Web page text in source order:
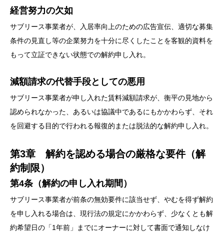
経営努力の欠如
サブリース事業者が、入居率向上のための広告宣伝、適切な募集
条件の見直し等の企業努力を十分に尽くしたことを客観的資料を
もって立証できない状態での解約申し入れ。
減額請求の代替手段としての悪用
サブリース事業者が申し入れた賃料減額請求が、衡平の見地から
認められなかった、あるいは協議中であるにもかかわらず、それ
を回避する目的で行われる報復的または脱法的な解約申し入れ。
第3章 解約を認める場合の厳格な要件（解
約制限）
第4条（解約の申し入れ期間）
サブリース事業者が前条の無効要件に該当せず、やむを得ず解約
を申し入れる場合は、現行法の規定にかかわらず、少なくとも解
約希望日の「1年前」までにオーナーに対して書面で通知しなけ